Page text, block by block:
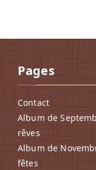
Pages
Contact
Album de
rêves
Album de
fêtes